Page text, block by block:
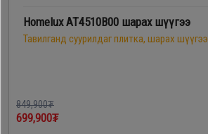
Homelux AT4510B00 шарах шүүгээ
Тавилганд суурилдаг плитка, шарах шүүгээ
849,900₮
699,900₮